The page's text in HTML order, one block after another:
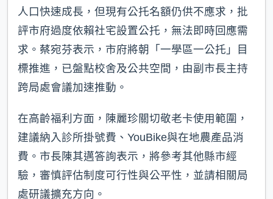
人口快速成長，但現有公托名額仍供不應求，批
評市府過度依賴社宅設置公托，無法即時回應需
求。蔡宛芬表示，市府將朝「一學區一公托」目
標推進，已盤點校舍及公共空間，由副市長主持
跨局處會議加速推動。
在高齡福利方面，陳麗珍關切敬老卡使用範圍，
建議納入診所掛號費、YouBike與在地農產品消
費。市長陳其邁答詢表示，將參考其他縣市經
驗，審慎評估制度可行性與公平性，並請相關局
處研議擴充方向。